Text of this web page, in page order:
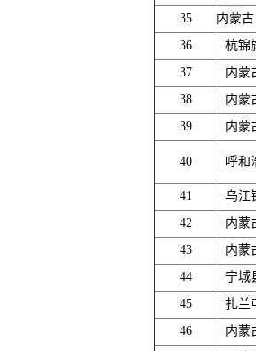
35
内蒙
36
杭锦
37
内蒙
38
内蒙
39
内蒙
40 呼和
41
乌江
42
内蒙
43
内蒙
44
宁城
45
扎兰
46
内蒙